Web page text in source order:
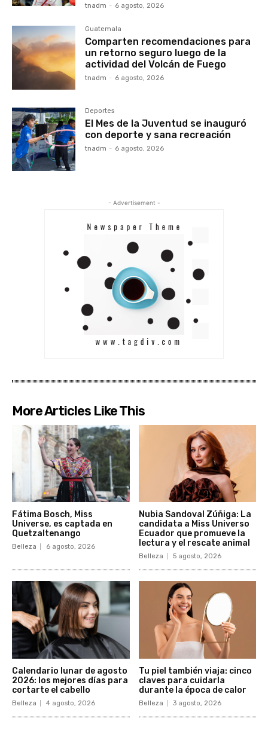
tnadm - 6 agosto, 2026
Guatemala
Comparten recomendaciones para
un retorno seguro luego de la
actividad del Volcán de Fuego
tnadm - 6 agosto, 2026
Deportes
El Mes de la Juventud se inauguró
con deporte y sana recreación
tnadm - 6 agosto, 2026
- Advertisement -
More Articles Like This
Fátima Bosch, Miss
Universe, es captada en
Quetzaltenango
Belleza 6 agosto, 2026
Nubia Sandoval Zúñiga: La
candidata a Miss Universo
Ecuador que promueve la
lectura y el rescate animal
Belleza 5 agosto, 2026
Calendario lunar de agosto
2026: los mejores días para
cortarte el cabello
Belleza 4 agosto, 2026
Tu piel también viaja: cinco
claves para cuidarla
durante la época de calor
Belleza 3 agosto, 2026